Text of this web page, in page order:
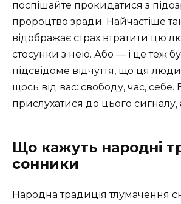
поспішайте прокидатися з
пророцтво зради. Найчастіше
відображає страх втратити цю
стосунки з нею. Або — і це теж
підсвідоме відчуття, що ця
щось від вас: свободу, час, себе.
прислухатися до цього сигналу,
Що кажуть народні
сонники
Народна традиція тлумачення